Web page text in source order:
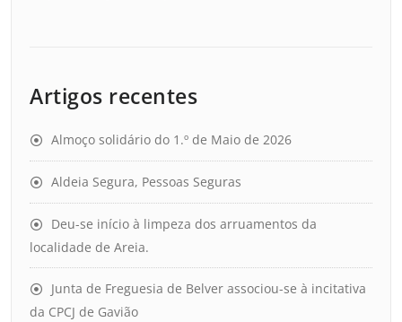
Artigos recentes
Almoço solidário do 1.º de Maio de 2026
Aldeia Segura, Pessoas Seguras
Deu-se início à limpeza dos arruamentos da
localidade de Areia.
Junta de Freguesia de Belver associou-se à incitativa
da CPCJ de Gavião